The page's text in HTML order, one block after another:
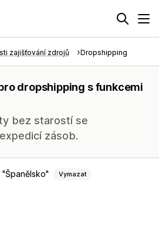
zajišťování zdrojů Dropshipping
dropshipping s funkcemi
bez starostí se
zásob.
Španělsko Vymazat